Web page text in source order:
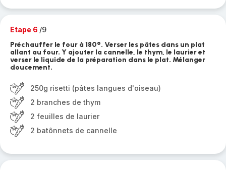
Etape 6 /9
Préchauffer le four à 180°. Verser les pâtes dans un plat
allant au four. Y ajouter la cannelle, le thym, le laurier et
verser le liquide de la préparation dans le plat. Mélanger
doucement.
250g risetti (pâtes langues d'oiseau)
2 branches de thym
2 feuilles de laurier
2 batônnets de cannelle